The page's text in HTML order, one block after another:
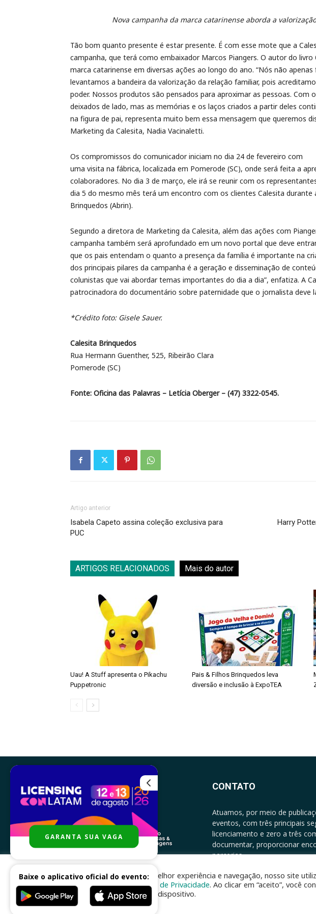
Nova campanha da marca catarinense aborda a
Tão bom quanto presente é estar presente. É com esse mote que a
campanha, que terá como embaixador Marcos Piangers. O autor do
marca catarinense em diversas ações ao longo do ano. “Nós não
levantamos a bandeira da valorização da relação familiar, pois
poder. Nossos produtos são pensados para aproximar as pessoas. Com
deixados de lado, mas as memórias e os laços criados a partir deles
na figura de pai, representa muito bem essa mensagem que queremos
Marketing da Calesita, Nadia Vacinaletti.
Os compromissos do comunicador iniciam no dia 24 de fevereiro com
uma visita na fábrica, localizada em Pomerode (SC), onde será feita a
colaboradores. No dia 3 de março, ele irá se reunir com os
dia 5 do mesmo mês terá um encontro com os clientes Calesita durante
Brinquedos (Abrin).
Segundo a diretora de Marketing da Calesita, além das ações com
campanha também será aprofundado em um novo portal que deve
que os pais entendam o quanto a presença da família é importante na
dos principais pilares da campanha é a geração e disseminação de
colunistas que vai abordar temas importantes do dia a dia”, enfatiza. A
patrocinadora do documentário sobre paternidade que o jornalista deve
*Crédito foto: Gisele Sauer.
Calesita Brinquedos
Rua Hermann Guenther, 525, Ribeirão Clara
Pomerode (SC)
Fonte: Oficina das Palavras – Letícia Oberger – (47) 3322-0545.
Artigo anterior
Isabela Capeto assina coleção exclusiva para
PUC
Harry
ARTIGOS RELACIONADOS Mais do autor
Uau! A Stuff apresenta o Pikachu
Puppetronic
Pais & Filhos Brinquedos leva
diversão e inclusão à ExpoTEA
CONTATO
Atuamos, por meio de
eventos, com três principais
licenciamento e zero a três
documentar, proporcionar
parcerias.
Para melhor experiência e navegação, nosso site
Política de Privacidade. Ao clicar em “aceito”, você
no seu dispositivo.
GARANTA SUA VAGA
Baixe o aplicativo oficial do evento: